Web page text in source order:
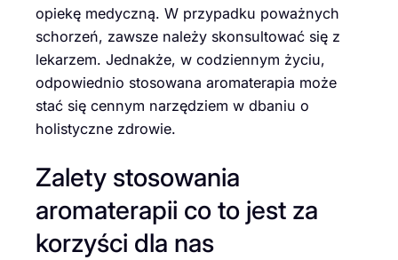
opiekę medyczną. W przypadku poważnych
schorzeń, zawsze należy skonsultować się z
lekarzem. Jednakże, w codziennym życiu,
odpowiednio stosowana aromaterapia może
stać się cennym narzędziem w dbaniu o
holistyczne zdrowie.
Zalety stosowania
aromaterapii co to jest za
korzyści dla nas